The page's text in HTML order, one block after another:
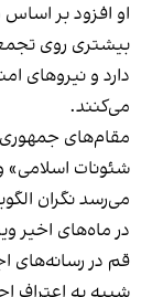
او افزود بر
بیشتری روی
دارد و نیروهای
می‌کنند.
مقام‌های
شئونات اسلامی»
می‌رسد نگران
در ماه‌های اخیر
قم در رسانه‌های